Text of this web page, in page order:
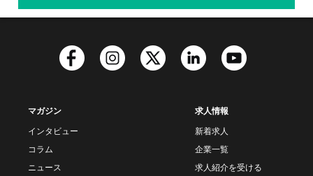
マガジン
インタビュー
コラム
ニュース
求人情報
新着求人
企業一覧
求人紹介を受ける